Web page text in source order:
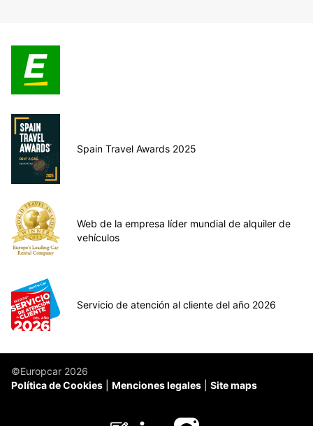
Spain Travel Awards 2025
Web de la empresa líder mundial de alquiler de
vehículos
Servicio de atención al cliente del año 2026
©Europcar 2026
Política de Cookies
Menciones legales Site maps